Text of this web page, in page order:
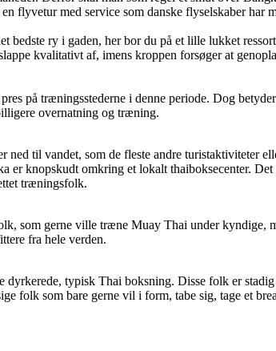
med service som danske flyselskaber har
ry i gaden, her bor du på et lille lukket
kvalitativt af, imens kroppen forsøger at
på træningsstederne i denne periode. Dog
overnatning og træning.
til vandet, som de fleste andre turistaktiviteter
knopskudt omkring et lokalt thaiboksecenter.
træningsfolk.
som gerne ville træne Muay Thai under kyndige,
fra hele verden.
typisk Thai boksning. Disse folk er
som bare gerne vil i form, tabe sig, tage et